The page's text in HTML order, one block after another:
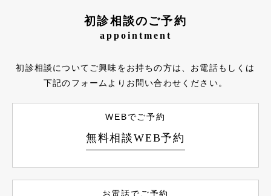
初診相談のご予約
appointment
初診相談についてご興味をお持ちの方は、お電話もしくは
下記のフォームよりお問い合わせください。
WEBでご予約
無料相談WEB予約
お電話でご予約